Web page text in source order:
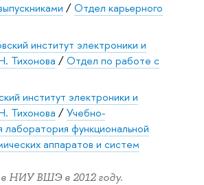
/Отдел карьерного
институт электроники и
Тихонова /Отдел по работе с
институт электроники и
Тихонова /Учебно-
лаборатория функциональной
аппаратов и систем
НИУ ВШЭ в 2012 году.